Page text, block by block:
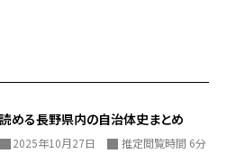
める長野県内の自治体史まとめ
2025年10月27日 推定閲覧時間 6分